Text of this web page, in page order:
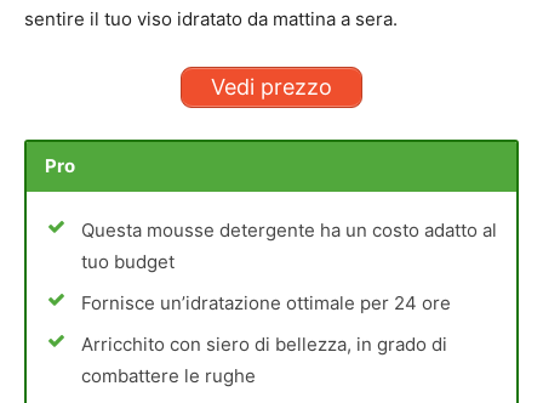
sentire il tuo viso idratato da mattina a sera.
Vedi prezzo
Pro
Questa mousse detergente ha un costo adatto al
tuo budget
Fornisce un’idratazione ottimale per 24 ore
Arricchito con siero di bellezza, in grado di
combattere le rughe